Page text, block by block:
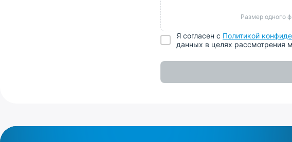
Размер одного
Я согласен с Политикой
данных в целях рассмотрения